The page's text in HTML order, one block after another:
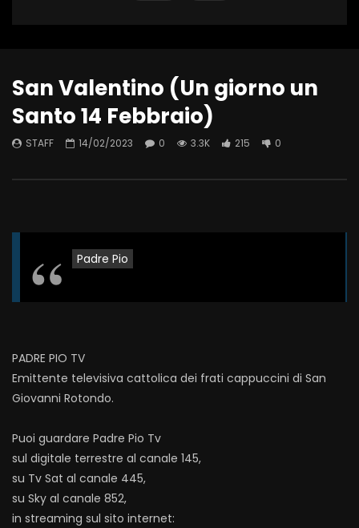
San Valentino (Un giorno un
Santo 14 Febbraio)
STAFF 14/02/2023 0 3.3K 215 0
Padre Pio
PADRE PIO TV
Emittente televisiva cattolica dei frati cappuccini di San
Giovanni Rotondo.
Puoi guardare Padre Pio Tv
sul digitale terrestre al canale 145,
su Tv Sat al canale 445,
su Sky al canale 852,
in streaming sul sito internet: